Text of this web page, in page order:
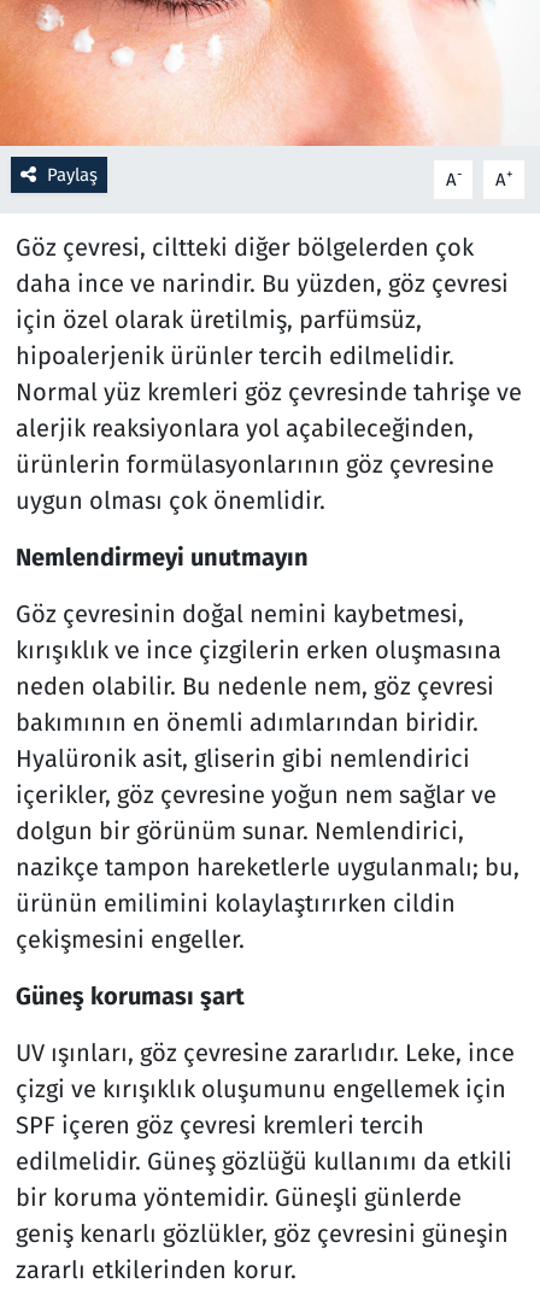
Paylaş A- A+
Göz çevresi, ciltteki diğer bölgelerden çok
daha ince ve narindir. Bu yüzden, göz çevresi
için özel olarak üretilmiş, parfümsüz,
hipoalerjenik ürünler tercih edilmelidir.
Normal yüz kremleri göz çevresinde tahrişe ve
alerjik reaksiyonlara yol açabileceğinden,
ürünlerin formülasyonlarının göz çevresine
uygun olması çok önemlidir.
Nemlendirmeyi unutmayın
Göz çevresinin doğal nemini kaybetmesi,
kırışıklık ve ince çizgilerin erken oluşmasına
neden olabilir. Bu nedenle nem, göz çevresi
bakımının en önemli adımlarından biridir.
Hyalüronik asit, gliserin gibi nemlendirici
içerikler, göz çevresine yoğun nem sağlar ve
dolgun bir görünüm sunar. Nemlendirici,
nazikçe tampon hareketlerle uygulanmalı; bu,
ürünün emilimini kolaylaştırırken cildin
çekişmesini engeller.
Güneş koruması şart
UV ışınları, göz çevresine zararlıdır. Leke, ince
çizgi ve kırışıklık oluşumunu engellemek için
SPF içeren göz çevresi kremleri tercih
edilmelidir. Güneş gözlüğü kullanımı da etkili
bir koruma yöntemidir. Güneşli günlerde
geniş kenarlı gözlükler, göz çevresini güneşin
zararlı etkilerinden korur.
Rüya Tabirleri
Sağlık
Savunma Sanayi
Seçim 2023
Spor
Teknoloji ve Bilim
Televizyon